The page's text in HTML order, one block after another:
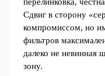
Сдвиг в сторону
компромиссом, но
фильтров
далеко не невинная
зону.